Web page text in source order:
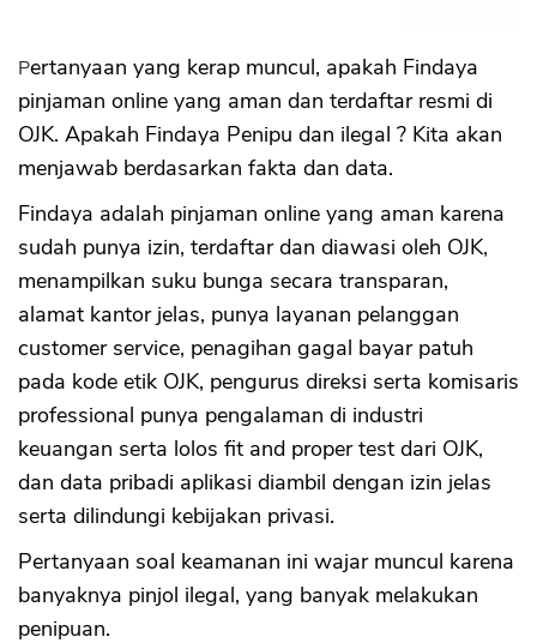
Pertanyaan yang kerap muncul, apakah Findaya
pinjaman online yang aman dan terdaftar resmi di
OJK. Apakah Findaya Penipu dan ilegal ? Kita akan
menjawab berdasarkan fakta dan data.
Findaya adalah pinjaman online yang aman karena
sudah punya izin, terdaftar dan diawasi oleh OJK,
menampilkan suku bunga secara transparan,
alamat kantor jelas, punya layanan pelanggan
customer service, penagihan gagal bayar patuh
pada kode etik OJK, pengurus direksi serta komisaris
professional punya pengalaman di industri
keuangan serta lolos fit and proper test dari OJK,
dan data pribadi aplikasi diambil dengan izin jelas
serta dilindungi kebijakan privasi.
Pertanyaan soal keamanan ini wajar muncul karena
banyaknya pinjol ilegal, yang banyak melakukan
penipuan.